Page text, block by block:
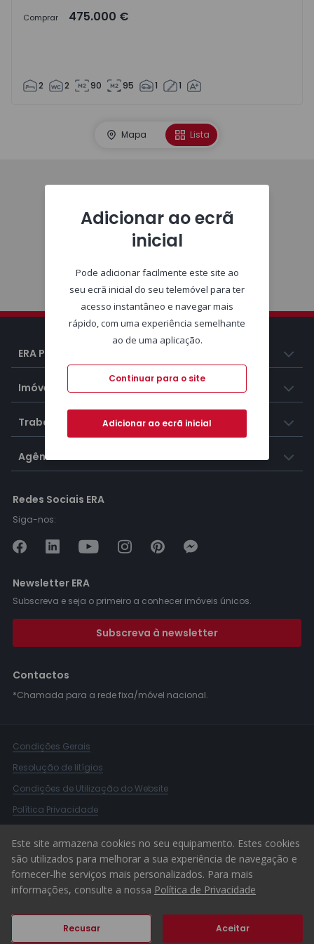
Comprar 475.000 €
2 2 90 95 1 1
Mapa Lista
ERA Portugal
Imóveis
Trabalhar na ERA
Agências ERA
Redes Sociais ERA
Siga-nos:
Newsletter ERA
Subscreva e seja o primeiro a conhecer imóveis únicos.
Subscreva à newsletter
Contactos
*Chamada para a rede fixa/móvel nacional.
Condições Gerais
Resolução de litígios
Condições de Utilização do Website
Política Privacidade
© 2026 ERA Portugal
Este site armazena cookies no seu equipamento. Estes cookies
são utilizados para melhorar a sua experiência de navegação e
fornecer-lhe serviços mais personalizados. Para mais
informações, consulte a nossa Política de Privacidade
Recusar Aceitar
Adicionar ao ecrã
inicial
Pode adicionar facilmente este site ao
seu ecrã inicial do seu telemóvel para ter
acesso instantâneo e navegar mais
rápido, com uma experiência semelhante
ao de uma aplicação.
Continuar para o site
Adicionar ao ecrã inicial